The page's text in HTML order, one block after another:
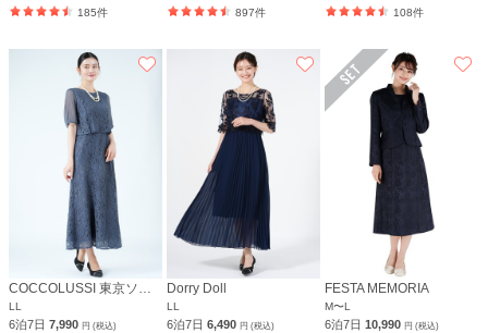
185件 897件 108件
COCCOLUSSI 東京ソワール
LL
6泊7日 7,990 円 (税込)
Dorry Doll
LL
6泊7日6,490円 (税込)
FESTA MEMORIA
M〜L
6泊7日10,990円 (税込)